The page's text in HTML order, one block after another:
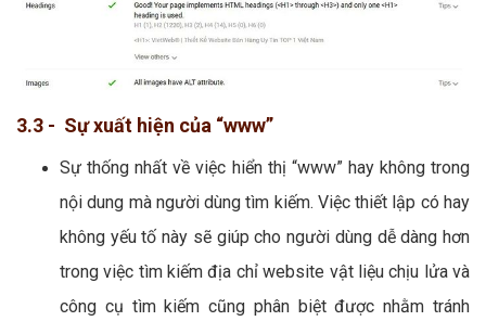
3.3 - Sự xuất hiện của “www”
Sự thống nhất về việc hiển thị “www” hay không trong
nội dung mà người dùng tìm kiếm. Việc thiết lập có hay
không yếu tố này sẽ giúp cho người dùng dễ dàng hơn
trong việc tìm kiếm địa chỉ website vật liệu chịu lửa và
công cụ tìm kiếm cũng phân biệt được nhằm tránh